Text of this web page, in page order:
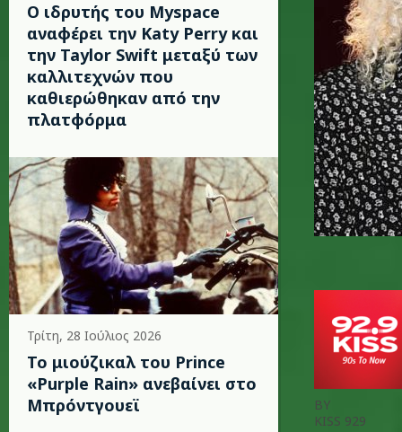
Ο ιδρυτής του Myspace
αναφέρει την Katy Perry και
την Taylor Swift μεταξύ των
καλλιτεχνών που
καθιερώθηκαν από την
πλατφόρμα
Τρίτη, 28 Ιούλιος 2026
Το μιούζικαλ του Prince
«Purple Rain» ανεβαίνει στο
Μπρόντγουεϊ
BY
KISS 929